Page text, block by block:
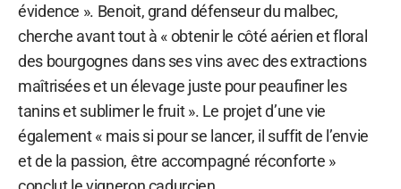
évidence ». Benoit, grand défenseur du malbec,
cherche avant tout à « obtenir le côté aérien et floral
des bourgognes dans ses vins avec des extractions
maîtrisées et un élevage juste pour peaufiner les
tanins et sublimer le fruit ». Le projet d’une vie
également « mais si pour se lancer, il suffit de l’envie
et de la passion, être accompagné réconforte »